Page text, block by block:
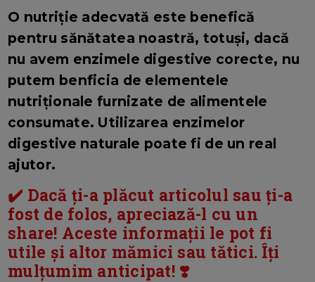
O nutriție adecvată este benefică
pentru sănătatea noastră, totuși, dacă
nu avem enzimele digestive corecte, nu
putem benficia de elementele
nutriționale furnizate de alimentele
consumate. Utilizarea enzimelor
digestive naturale poate fi de un real
ajutor.
✔️ Dacă ți-a plăcut articolul sau ți-a
fost de folos, apreciază-l cu un
share! Aceste informații le pot fi
utile și altor mămici sau tătici. Îți
mulțumim anticipat! ❣️